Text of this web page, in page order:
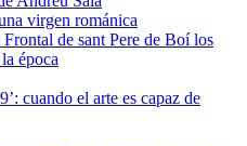
virgen románica
de sant Pere de Boí los
época
cuando el arte es capaz de